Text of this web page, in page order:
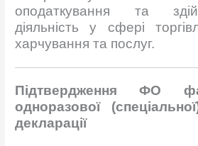
оподаткування та
діяльність у сфері
харчування та послуг.
Підтвердження ФО
одноразової
декларації